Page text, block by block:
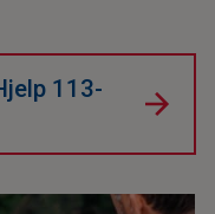
113-